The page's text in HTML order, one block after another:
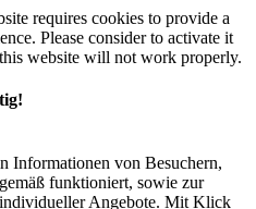
requires cookies to provide a
Please consider to activate it
website will not work properly.
Informationen von Besuchern,
funktioniert, sowie zur
Angebote. Mit Klick